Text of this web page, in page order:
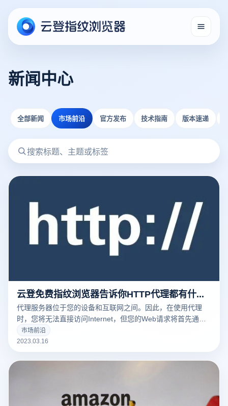
新闻中心
全部新闻 市场前沿 官方发布 技术指南 版本速递
云登免费指纹浏览器告诉你HTTP代理都有什么常见的用途
代理服务器位于您的设备和互联网之间。因此，在使用代理
时，您将无法直接访问Internet，但您的Web请求将首先通过
代理路由，然后再发送到Web服务器。
市场前沿
2023.03.16